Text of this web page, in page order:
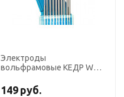
Электроды
вольфрамовые КЕДР WC-
(серый) AC/DC
149 руб.